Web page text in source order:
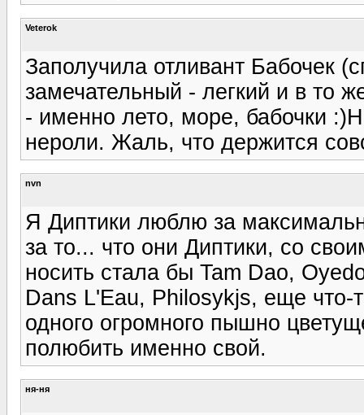
Veterok
Заполучила отливант Бабочек
замечательный - легкий и в то
- именно лето, море, бабочки
нероли. Жаль, что держится
nvn
Я Диптики люблю за
за то... что они Диптики, со
носить стала бы Tam Dao,
Dans L'Eau, Philosykjs, еще что-
одного огромного пышно
полюбить именно свой.
ня-ня